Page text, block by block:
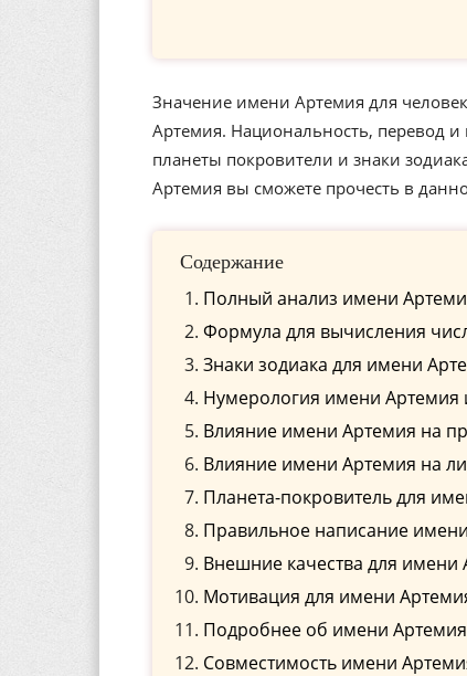
Значение имени Артемия для
Артемия. Национальность, перевод
планеты покровители и знаки
Артемия вы сможете прочесть в
Содержание
Полный анализ имени
Формула для вычисления
Знаки зодиака для имени
Нумерология имени Артемия
Влияние имени Артемия на
Влияние имени Артемия на
Планета-покровитель для
Правильное написание
Внешние качества для имени
Мотивация для имени
Подробнее об имени Артемия
Совместимость имени